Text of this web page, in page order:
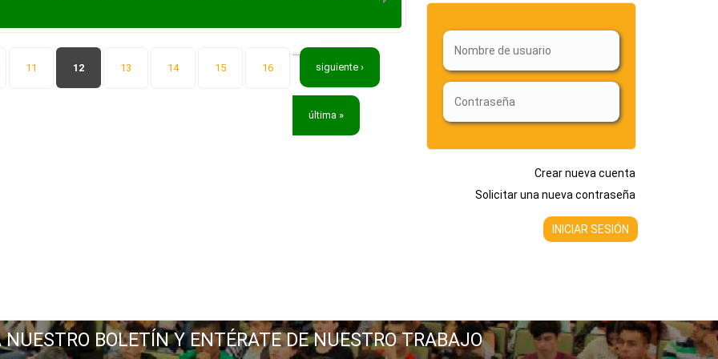
11 12 13 14 15 16
…
siguiente ›
última »
Crear nueva cuenta
Solicitar una nueva contraseña
NUESTRO BOLETÍN Y ENTÉRATE DE NUESTRO TRABAJO